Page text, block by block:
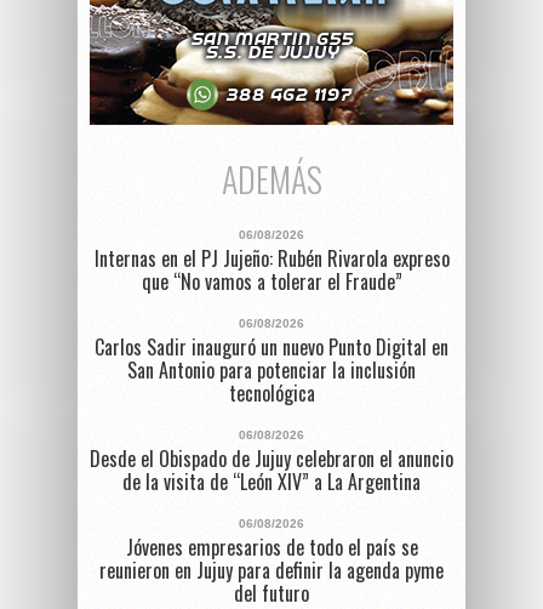
ADEMÁS
06/08/2026
Internas en el PJ Jujeño: Rubén Rivarola expreso
que “No vamos a tolerar el Fraude”
06/08/2026
Carlos Sadir inauguró un nuevo Punto Digital en
San Antonio para potenciar la inclusión
tecnológica
06/08/2026
Desde el Obispado de Jujuy celebraron el anuncio
de la visita de “León XIV” a La Argentina
06/08/2026
Jóvenes empresarios de todo el país se
reunieron en Jujuy para definir la agenda pyme
del futuro